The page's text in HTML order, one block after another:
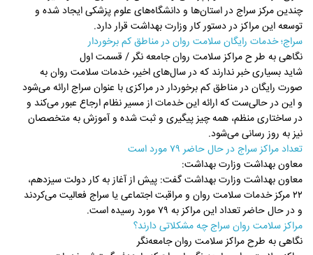
چندین مرکز سراج در استان‌ها و دانشگاه‌های علوم پزشکی ایجاد شده و
توسعه این مراکز در دستور کار وزارت بهداشت قرار دارد.
سراج؛ خدمات رایگان سلامت روان در مناطق کم برخوردار
نگاهی به طر ح مراکز سلامت روان‌ جامعه نگر / قسمت اول
شاید بسیاری خبر ندارند که در سال‌های اخیر، خدمات سلامت روان به
صورت رایگان در مناطق کم برخوردار در مراکزی با عنوان سراج ارائه می‌شود
و این در حالی‌ست که ارائه این خدمات از مسیر نظام ارجاع عبور می‌کند و
در ساختاری منظم، همه چیز پیگیری و ثبت شده و آموزش به متخصصان
نیز به روز رسانی می‌شود.
تعداد مراکز سراج در حال حاضر ۷۹ مورد است
معاون بهداشت وزارت بهداشت:
معاون بهداشت وزارت بهداشت گفت: پیش از آغاز به کار دولت سیزدهم،
۲۲ مرکز خدمات سلامت روان و مراقبت اجتماعی یا سراج فعالیت می‌کردند
و در حال حاضر تعداد این مراکز به ۷۹ مورد رسیده است.
مراکز سلامت روان سراج چه مشکلاتی دارند؟
نگاهی به طرح مراکز سلامت روان‌ جامعه‌نگر